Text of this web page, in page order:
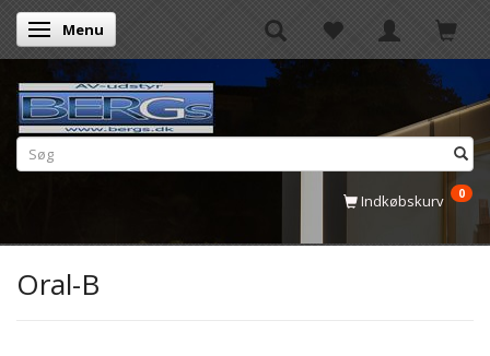
Skifte navigation
Menu
Indkøbskurv 0
Oral-B